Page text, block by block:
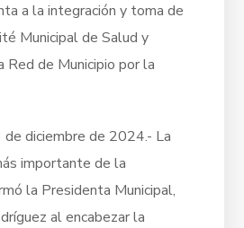
a la integración y toma de
Municipal de Salud y
Red de Municipio por la
de diciembre de 2024.- La
importante de la
la Presidenta Municipal,
al encabezar la